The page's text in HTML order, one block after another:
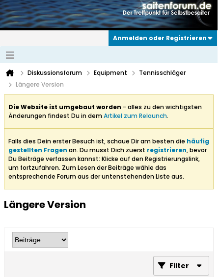
Anmelden oder Registrieren
Diskussionsforum Equipment
Tennisschläger
Längere Version
Die Website ist umgebaut worden - alles zu den wichtigsten
Änderungen findest Du in demArtikel zum Relaunch.
Falls dies Dein erster Besuch ist, schaue Dir am besten die häufig
gestellten Fragen an. Du musst Dich zuerst registrieren, bevor
Du Beiträge verfassen kannst: Klicke auf den Registrierungslink,
um fortzufahren. Zum Lesen der Beiträge wähle das
entsprechende Forum aus der untenstehenden Liste aus.
Längere Version
Filter